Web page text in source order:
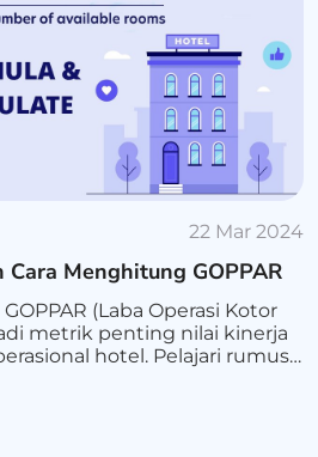
22 Mar 2024
Cara Menghitung GOPPAR
(Laba Operasi Kotor
metrik penting nilai kinerja
hotel. Pelajari rumus